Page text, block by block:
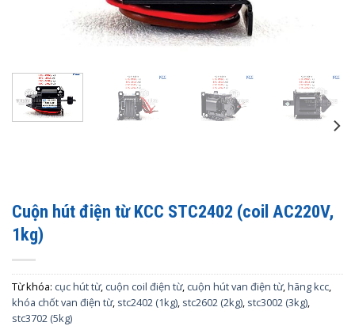
Cuộn hút điện từ KCC STC2402 (coil AC220V,
1kg)
Từ khóa: cục hút từ, cuộn coil điện từ, cuộn hút van điện từ,hãng kcc,
khóa chốt van điện từ, stc2402 (1kg), stc2602 (2kg), stc3002 (3kg),
stc3702 (5kg)